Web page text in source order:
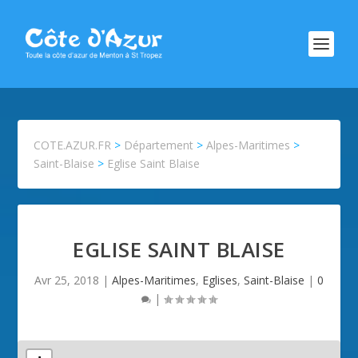
COTE.AZUR.FR > Département >Alpes-Maritimes >
Saint-Blaise > Eglise Saint Blaise
EGLISE SAINT BLAISE
Avr 25, 2018 | Alpes-Maritimes, Eglises, Saint-Blaise | 0
|